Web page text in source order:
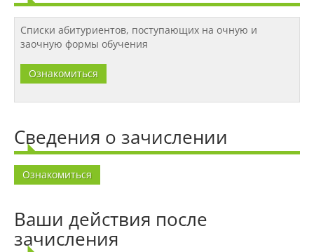
Конкурсы и вакансии
Обратная связь
Наши услуги
Списки абитуриентов, поступающих на очную и
заочную формы обучения
Ознакомиться
Сведения о зачислении
Ознакомиться
Ваши действия после
зачисления